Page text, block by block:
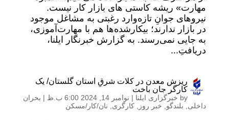
مهارت» ریشه کاستی های بازار کار نیست.
نیروهای جوانِ تازه‌وارد رغبتی به مشاغل موجود
در بازار ندارند؛ بیکارشده‌ها هم با مهارت‌آموزی،
به جایی نمی‌رسند. به گزارش خبرنگار ایلنا،
دریافتِ...
ریزش معدن در کلات شرقِ استان گلستان/ یک
کارگر جان باخت
by خبرگزاری ایلنا | نوامبر 14, 2024 6:00 ب.ظ | بحران
داخلی
بلندگو خبر روز کارگری نان/کار/مسکن